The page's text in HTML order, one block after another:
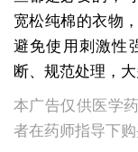
宽松纯棉的衣物
避免使用刺激性
断、规范处理，
本广告仅供医学
者在药师指导下